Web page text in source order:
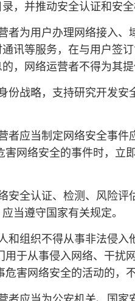
，并推动安全认证和安
者为用户办理网络接入
讯等服务，在与用户签
，网络运营者不得为其提
份战略，支持研究开发
者应当制定网络安全事
害网络安全的事件时，立
安全认证、检测、风险
当遵守国家有关规定。
和组织不得从事非法侵
用于从事侵入网络、干扰
害网络安全的活动的，